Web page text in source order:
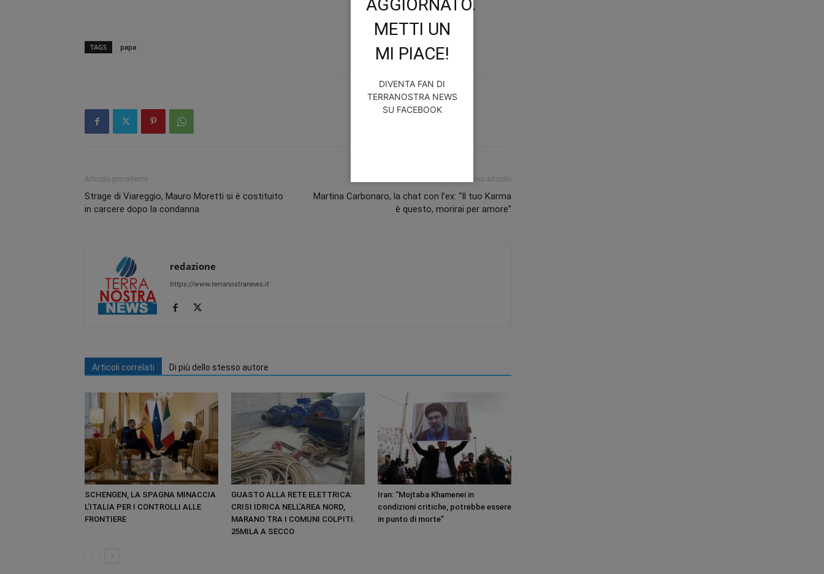
TAGS papa
Articolo precedente
Strage di Viareggio, Mauro Moretti si è costituito
in carcere dopo la condanna
Prossimo articolo
Martina Carbonaro, la chat con l’ex: “Il tuo Karma
è questo, morirai per amore”
redazione
https://www.terranostranews.it
Articoli correlati Di più dello stesso autore
SCHENGEN, LA SPAGNA MINACCIA
L’ITALIA PER I CONTROLLI ALLE
FRONTIERE
GUASTO ALLA RETE ELETTRICA:
CRISI IDRICA NELL’AREA NORD,
MARANO TRA I COMUNI COLPITI.
25MILA A SECCO
Iran: “Mojtaba Khamenei in
condizioni critiche, potrebbe essere
in punto di morte”
AGGIORNATO.
METTI UN
MI PIACE!
DIVENTA FAN DI
TERRANOSTRA NEWS
SU FACEBOOK